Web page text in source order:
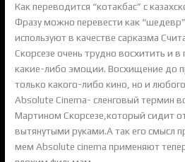
Как переводится “котакбас” с
Фразу можно перевести как
используют в качестве сарказма
Скорсезе очень трудно восхитить и
какие-либо эмоции. Восхищение до
только какого-либо кино, но и
Absolute Cinema- сленговый термин
Мартином Скорсезе,который сидит
вытянутыми руками.А так его смысл
мем Absolute cinema применяют